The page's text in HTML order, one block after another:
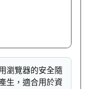
瀏覽器的安全隨
生，適合用於資